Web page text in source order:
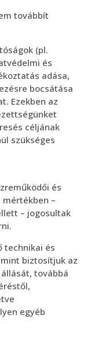
továbbít
(pl.
és
adása,
bocsátása
Ezekben az
céljának
szükséges
és
–
– jogosultak
technikai és
biztosítjuk az
továbbá
egyéb